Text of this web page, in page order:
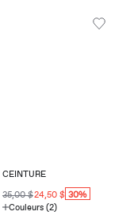
CEINTURE
35,00 $24,50 $ 30%
Couleurs (2)